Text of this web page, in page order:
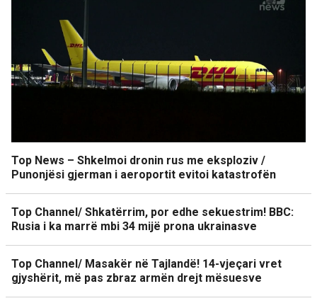
Top News – Shkelmoi dronin rus me eksploziv /
Punonjësi gjerman i aeroportit evitoi katastrofën
Top Channel/ Shkatërrim, por edhe sekuestrim! BBC:
Rusia i ka marrë mbi 34 mijë prona ukrainasve
Top Channel/ Masakër në Tajlandë! 14-vjeçari vret
gjyshërit, më pas zbraz armën drejt mësuesve